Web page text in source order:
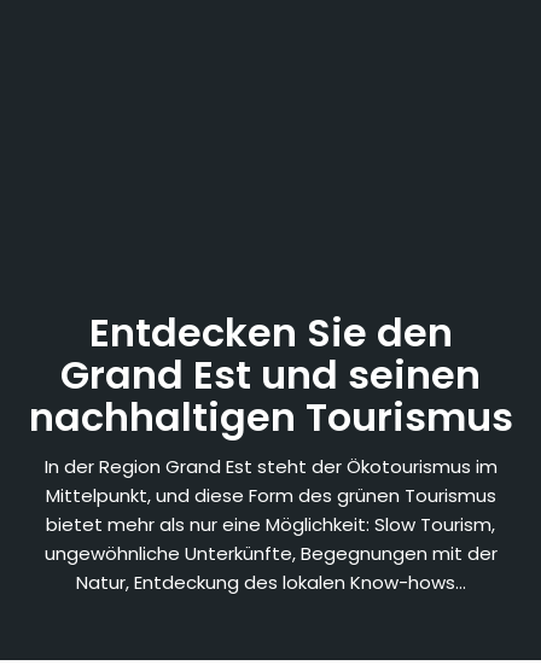
Entdecken Sie den
Grand Est und seinen
nachhaltigen Tourismus
In der Region Grand Est steht der Ökotourismus im
Mittelpunkt, und diese Form des grünen Tourismus
bietet mehr als nur eine Möglichkeit: Slow Tourism,
ungewöhnliche Unterkünfte, Begegnungen mit der
Natur, Entdeckung des lokalen Know-hows...